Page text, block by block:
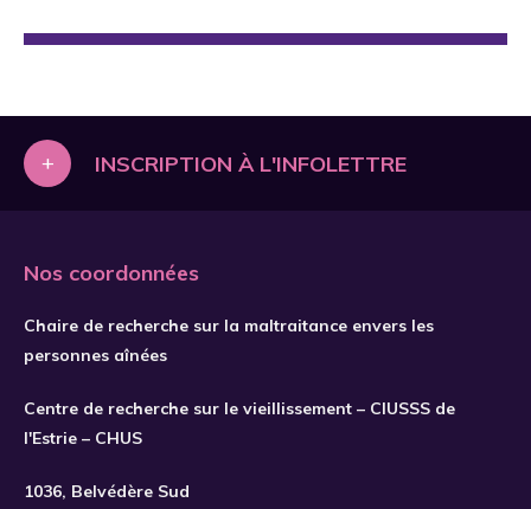
+ INSCRIPTION À L'INFOLETTRE
Nos coordonnées
Chaire de recherche sur la maltraitance envers les
personnes aînées
Centre de recherche sur le vieillissement – CIUSSS de
l'Estrie – CHUS
1036, Belvédère Sud